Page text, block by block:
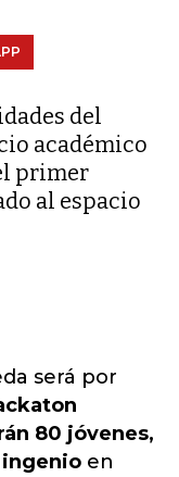
del
académico
primer
al espacio
será por
80 jóvenes,
ingenio en